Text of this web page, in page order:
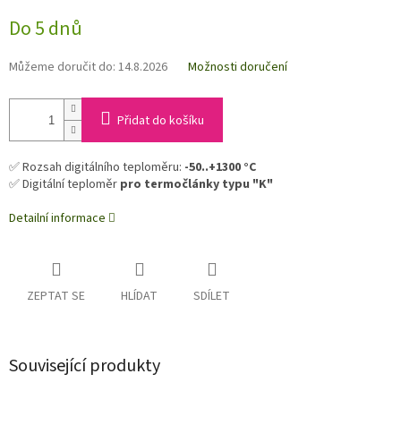
Do 5 dnů
Můžeme doručit do: 14.8.2026 Možnosti doručení
Přidat do košíku
✅ Rozsah digitálního teploměru: -50..+1300 °C
✅ Digitální teploměr pro termočlánky typu "K"
Detailní informace
ZEPTAT SE HLÍDAT SDÍLET
Související produkty